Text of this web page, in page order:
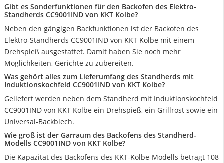
Gibt es Sonderfunktionen für den Backofen des Elektro-
Standherds CC9001IND von KKT Kolbe?
Neben den gängigen Backfunktionen ist der Backofen des
Elektro-Standherds CC9001IND von KKT Kolbe mit einem
Drehspieß ausgestattet. Damit haben Sie noch mehr
Möglichkeiten, Gerichte zu zubereiten.
Was gehört alles zum Lieferumfang des Standherds mit
Induktionskochfeld CC9001IND von KKT Kolbe?
Geliefert werden neben dem Standherd mit Induktionskochfeld
CC9001IND von KKT Kolbe ein Drehspieß, ein Grillrost sowie ein
Universal-Backblech.
Wie groß ist der Garraum des Backofens des Standherd-
Modells CC9001IND von KKT Kolbe?
Die Kapazität des Backofens des KKT-Kolbe-Modells beträgt 108